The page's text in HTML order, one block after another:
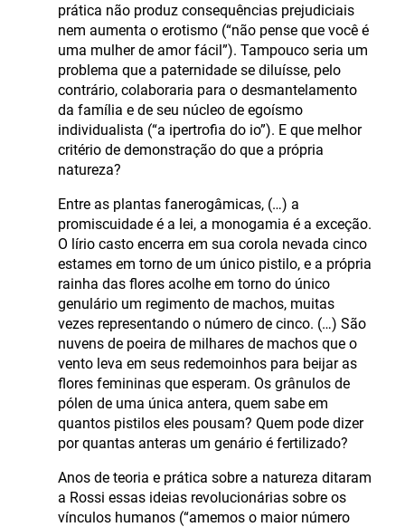
prática não produz consequências prejudiciais
nem aumenta o erotismo (“não pense que você é
uma mulher de amor fácil”). Tampouco seria um
problema que a paternidade se diluísse, pelo
contrário, colaboraria para o desmantelamento
da família e de seu núcleo de egoísmo
individualista (“a ipertrofia do io”). E que melhor
critério de demonstração do que a própria
natureza?
Entre as plantas fanerogâmicas, (…) a
promiscuidade é a lei, a monogamia é a exceção.
O lírio casto encerra em sua corola nevada cinco
estames em torno de um único pistilo, e a própria
rainha das flores acolhe em torno do único
genulário um regimento de machos, muitas
vezes representando o número de cinco. (…) São
nuvens de poeira de milhares de machos que o
vento leva em seus redemoinhos para beijar as
flores femininas que esperam. Os grânulos de
pólen de uma única antera, quem sabe em
quantos pistilos eles pousam? Quem pode dizer
por quantas anteras um genário é fertilizado?
Anos de teoria e prática sobre a natureza ditaram
a Rossi essas ideias revolucionárias sobre os
vínculos humanos (“amemos o maior número